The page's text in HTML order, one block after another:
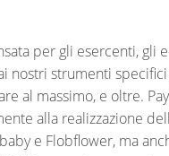
per gli esercenti, gli
nostri strumenti
al massimo, e oltre.
alla realizzazione
e Flobflower, ma